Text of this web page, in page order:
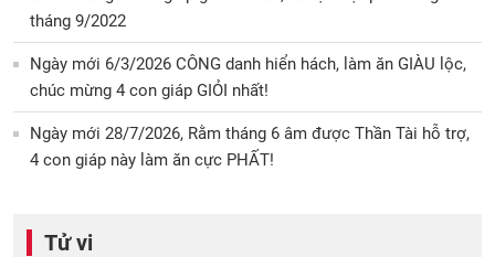
tháng 9/2022
Ngày mới 6/3/2026 CÔNG danh hiển hách, làm ăn GIÀU lộc,
chúc mừng 4 con giáp GIỎI nhất!
Ngày mới 28/7/2026, Rằm tháng 6 âm được Thần Tài hỗ trợ,
4 con giáp này làm ăn cực PHẤT!
Tử vi